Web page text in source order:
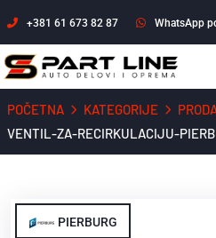
+381 61 673 82 87 WhatsApp
POČETNA KATEGORIJE
VENTIL-ZA-RECIRKULACIJU-
PIERBURG